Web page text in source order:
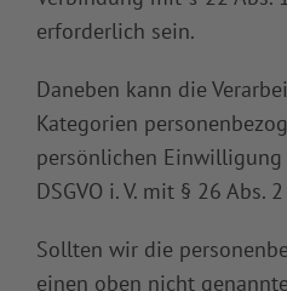
erforderlich sein.
Daneben kann die
Kategorien
persönlichen Einwilligung
DSGVO i. V. mit § 26 Abs.
Sollten wir die
einen oben nicht